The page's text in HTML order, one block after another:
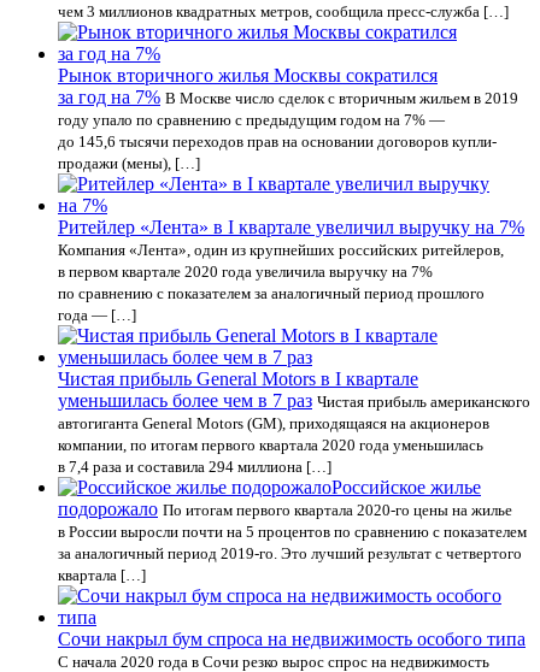
чем 3 миллионов квадратных метров, сообщила пресс-служба […]
Рынок вторичного жилья Москвы сократился
за год на 7% В Москве число сделок с вторичным жильем в 2019
году упало по сравнению с предыдущим годом на 7% —
до 145,6 тысячи переходов прав на основании договоров купли-
продажи (мены), […]
Ритейлер «Лента» в I квартале увеличил выручку на 7%
Компания «Лента», один из крупнейших российских ритейлеров,
в первом квартале 2020 года увеличила выручку на 7%
по сравнению с показателем за аналогичный период прошлого
года — […]
Чистая прибыль General Motors в I квартале
уменьшилась более чем в 7 раз Чистая прибыль американского
автогиганта General Motors (GM), приходящаяся на акционеров
компании, по итогам первого квартала 2020 года уменьшилась
в 7,4 раза и составила 294 миллиона […]
Российское жилье
подорожало По итогам первого квартала 2020-го цены на жилье
в России выросли почти на 5 процентов по сравнению с показателем
за аналогичный период 2019-го. Это лучший результат с четвертого
квартала […]
Сочи накрыл бум спроса на недвижимость особого типа
С начала 2020 года в Сочи резко вырос спрос на недвижимость